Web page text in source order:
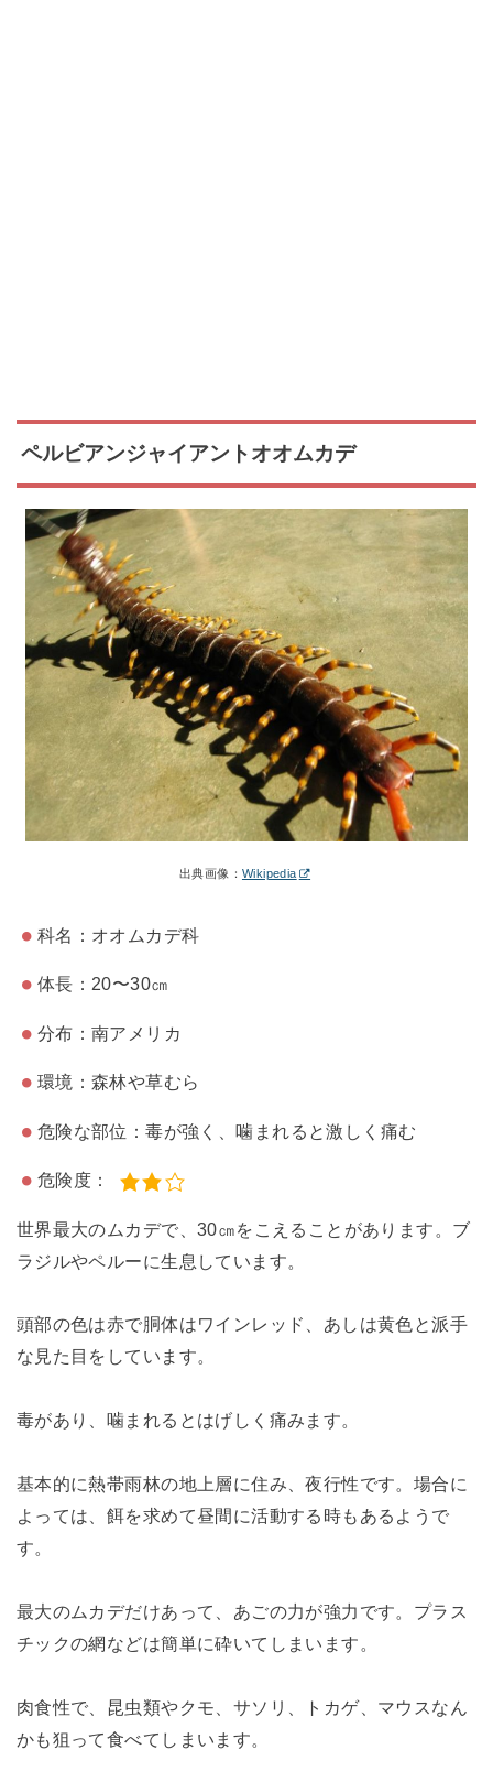
ペルビアンジャイアントオオムカデ
出典画像： Wikipedia
科名：オオムカデ科
体長：20〜30㎝
分布：南アメリカ
環境：森林や草むら
危険な部位：毒が強く、噛まれると激しく痛む
危険度：
世界最大のムカデで、30㎝をこえることがあります。ブ
ラジルやペルーに生息しています。
頭部の色は赤で胴体はワインレッド、あしは黄色と派手
な見た目をしています。
毒があり、噛まれるとはげしく痛みます。
基本的に熱帯雨林の地上層に住み、夜行性です。場合に
よっては、餌を求めて昼間に活動する時もあるようで
す。
最大のムカデだけあって、あごの力が強力です。プラス
チックの網などは簡単に砕いてしまいます。
肉食性で、昆虫類やクモ、サソリ、トカゲ、マウスなん
かも狙って食べてしまいます。